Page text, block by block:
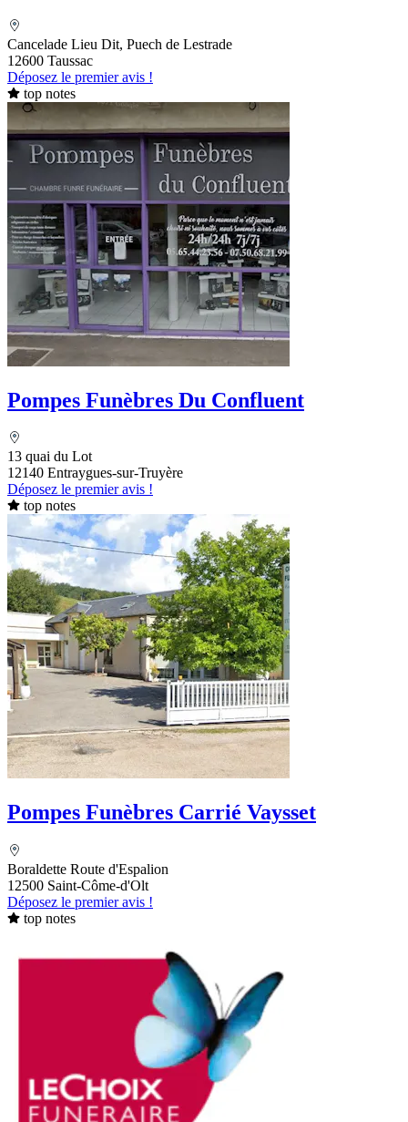
Cancelade Lieu Dit, Puech de Lestrade
12600 Taussac
Déposez le premier avis !
top notes
Pompes Funèbres Du Confluent
13 quai du Lot
12140 Entraygues-sur-Truyère
Déposez le premier avis !
top notes
Pompes Funèbres Carrié Vaysset
Boraldette Route d'Espalion
12500 Saint-Côme-d'Olt
Déposez le premier avis !
top notes